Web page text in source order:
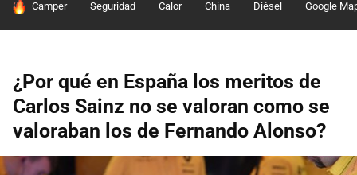
HOY SE HABLA DE
Camper Seguridad Calor China Diésel Google
¿Por qué en España los meritos de
Carlos Sainz no se valoran como se
valoraban los de Fernando Alonso?